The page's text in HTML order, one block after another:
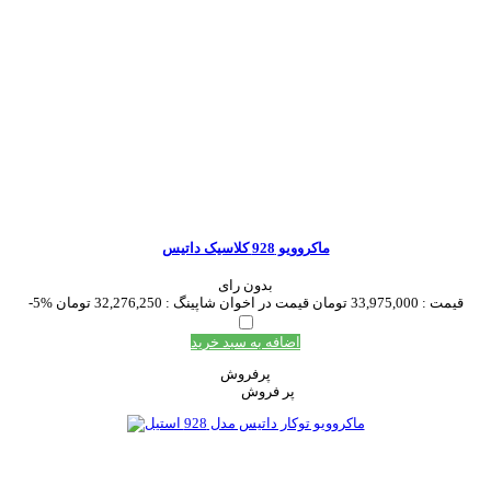
ماکروویو 928 کلاسیک داتیس
بدون رای
-5%
قیمت : 33,975,000 تومان قیمت در اخوان شاپینگ : 32,276,250 تومان
اضافه به سبد خرید
پرفروش